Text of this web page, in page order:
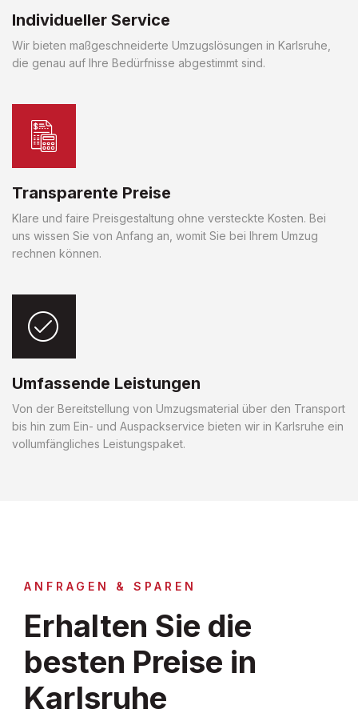
Individueller Service
Wir bieten maßgeschneiderte Umzugslösungen in Karlsruhe,
die genau auf Ihre Bedürfnisse abgestimmt sind.
Transparente Preise
Klare und faire Preisgestaltung ohne versteckte Kosten. Bei
uns wissen Sie von Anfang an, womit Sie bei Ihrem Umzug
rechnen können.
Umfassende Leistungen
Von der Bereitstellung von Umzugsmaterial über den Transport
bis hin zum Ein- und Auspackservice bieten wir in Karlsruhe ein
vollumfängliches Leistungspaket.
ANFRAGEN & SPAREN
Erhalten Sie die
besten Preise in
Karlsruhe